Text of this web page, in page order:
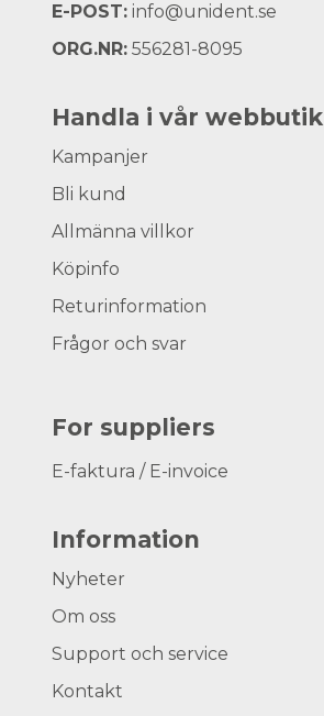
E-POST: info@unident.se
ORG.NR: 556281-8095
Handla i vår webbutik
Kampanjer
Bli kund
Allmänna villkor
Köpinfo
Returinformation
Frågor och svar
For suppliers
E-faktura / E-invoice
Information
Nyheter
Om oss
Support och service
Kontakt